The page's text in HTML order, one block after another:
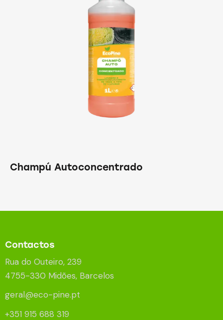
Champú Autoconcentrado
Contactos
Rua do Outeiro, 239
4755-330 Midões, Barcelos
geral@eco-pine.pt
+351 915 688 319